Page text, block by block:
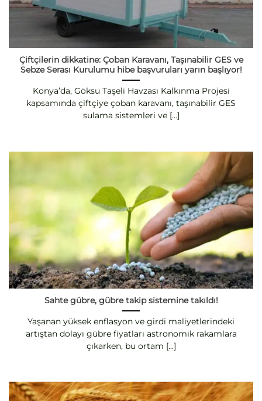
Çiftçilerin dikkatine: Çoban Karavanı, Taşınabilir GES ve
Sebze Serası Kurulumu hibe başvuruları yarın başlıyor!
Konya’da, Göksu Taşeli Havzası Kalkınma Projesi
kapsamında çiftçiye çoban karavanı, taşınabilir GES
sulama sistemleri ve [...]
Sahte gübre, gübre takip sistemine takıldı!
Yaşanan yüksek enflasyon ve girdi maliyetlerindeki
artıştan dolayı gübre fiyatları astronomik rakamlara
çıkarken, bu ortam [...]